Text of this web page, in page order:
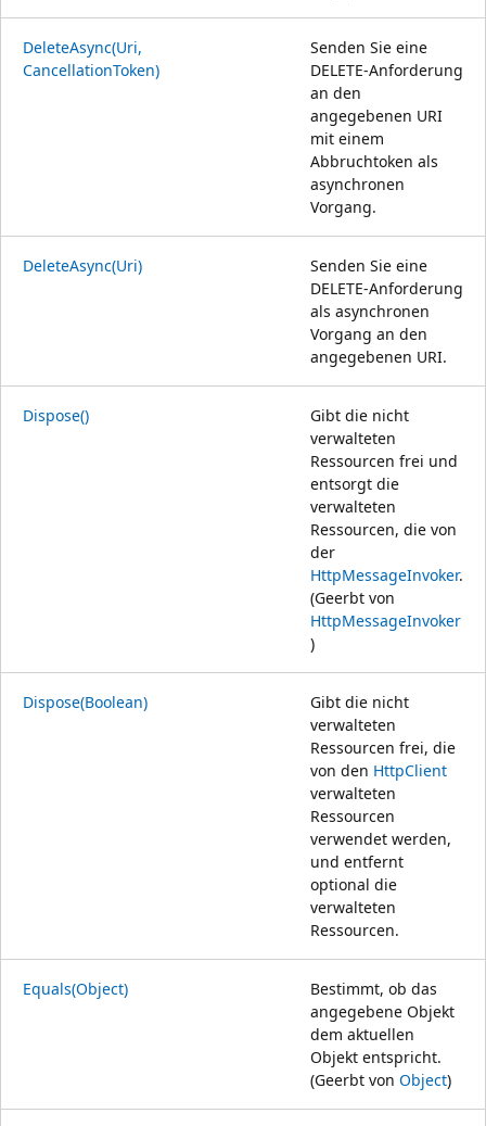
DeleteAsync(Uri,
CancellationToken)
Senden Sie eine
DELETE-Anforderung
an den
angegebenen URI
mit einem
Abbruchtoken als
asynchronen
Vorgang.
DeleteAsync(Uri)
Senden Sie eine
DELETE-Anforderung
als asynchronen
Vorgang an den
angegebenen URI.
Dispose()
Gibt die nicht
verwalteten
Ressourcen frei und
entsorgt die
verwalteten
Ressourcen, die von
der
HttpMessageInvoker.
(Geerbt von
HttpMessageInvoker
)
Dispose(Boolean)
Gibt die nicht
verwalteten
Ressourcen frei, die
von den HttpClient
verwalteten
Ressourcen
verwendet werden,
und entfernt
optional die
verwalteten
Ressourcen.
Equals(Object)
Bestimmt, ob das
angegebene Objekt
dem aktuellen
Objekt entspricht.
(Geerbt von Object)